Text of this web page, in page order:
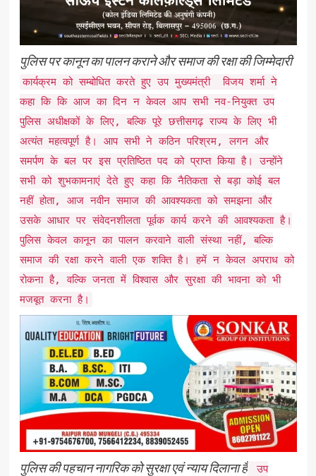
पुलिस पर कानून का पालन कराने और समाज की रक्षा की जिम्मेदारी
कार्यक्रम को सम्बोधित करते हुए उप मुख्यमंत्री विजय शर्मा ने
कहा कि कि आज का दिन न केवल आप सभी नव-नियुक्त उप
पुलिस अधीक्षकों के लिए, बल्कि पूरे छत्तीसगढ़ राज्य के लिए भी
अत्यंत महत्वपूर्ण है। आप सभी ने कठिन परिश्रम, लगन और
समर्पण के बल पर इस प्रतिष्ठित पद को प्राप्त किया है। उन्होंने
सभी को शुभकामनाएं देते हुए कहा कि नैतिकता से बड़ा कोई बल
नहीं होता, आज नवीन समाज की आवश्यकता को समझना और
उसके आधार पर संवेदनशीलता पूर्वक कार्य करने की आवश्यकता है।
पुलिस केवल कानून का पालन करवाने वाली संस्था नहीं, बल्कि
समाज की रक्षा करने वाली एक शक्ति है। हमें न केवल अपराध को
रोकना है, वल्कि जनता में विश्वास और सुरक्षा की भावना को भी
मजबूत करना है।
पुलिस की पहचान नागरिक को सुरक्षा एवं न्याय दिलाना है
उप